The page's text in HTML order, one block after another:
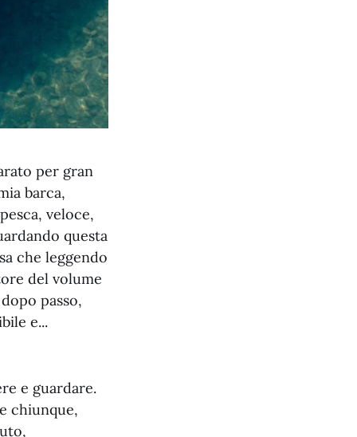
per gran
barca,
veloce,
questa
che leggendo
del volume
passo,
e...
e guardare.
chiunque,